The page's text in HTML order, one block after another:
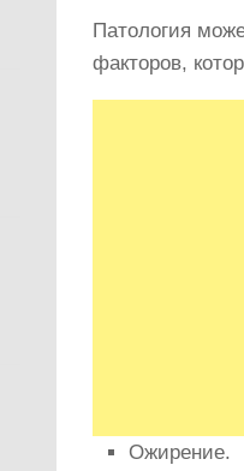
Патология
факторов,
Ожирение.